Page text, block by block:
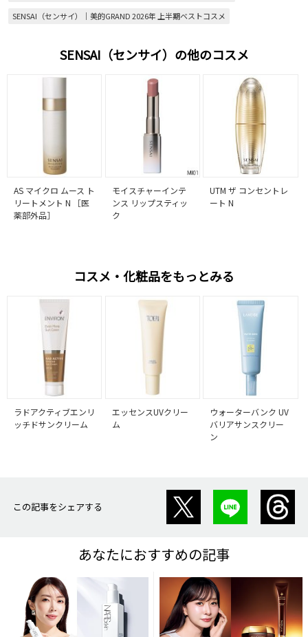
SENSAI（センサイ）｜美的GRAND 2026年 上半期ベストコスメ
SENSAI（センサイ）の他のコスメ
AS マイクロ ムース ト
リートメント N ［医
薬部外品］
モイスチャーインテ
ンス リップスティッ
ク
UTM ザ コンセントレ
ート N
コスメ・化粧品をもっとみる
ラドアクティブエンリ
ッチドサンクリーム
エッセンスUVクリー
ム
ウォーターバンク UV
バリアサンスクリー
ン
この記事をシェアする
あなたにおすすめの記事